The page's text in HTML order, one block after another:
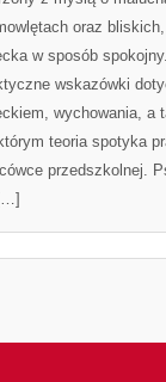
oraz
w sposób
wskazówki
wychowania, a
teoria spotyka
przedszkolnej.